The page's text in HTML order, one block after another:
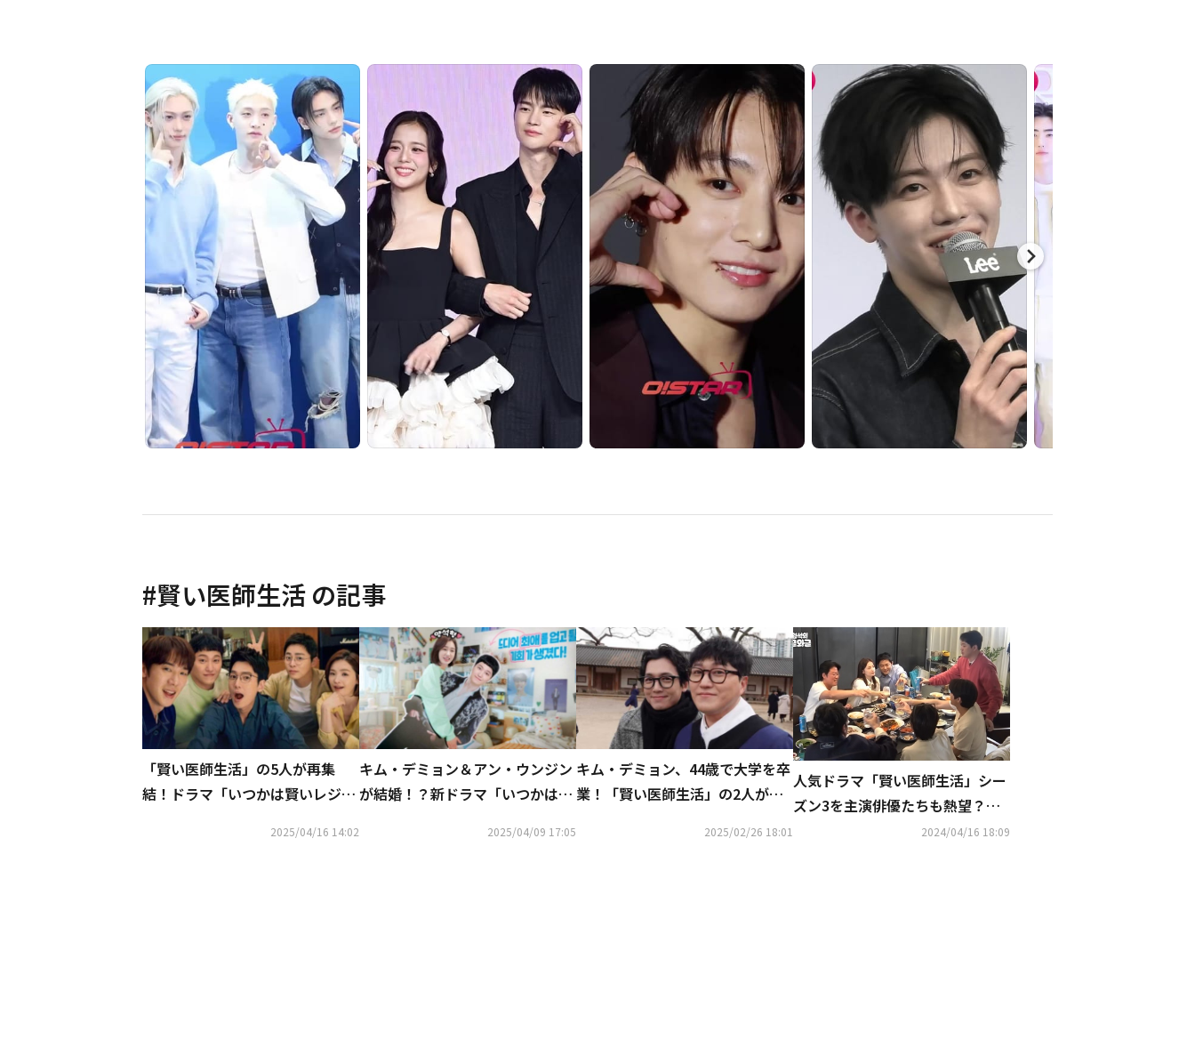
#賢い医師生活 の記事
「賢い医師生活」の5人が再集
結！ドラマ「いつかは賢いレジデ
2025/04/16 14:02
キム・デミョン＆アン・ウンジン
が結婚！？新ドラマ「いつかは賢
2025/04/09 17:05
キム・デミョン、44歳で大学を卒
業！「賢い医師生活」の2人が卒
2025/02/26 18:01
人気ドラマ「賢い医師生活」シー
ズン3を主演俳優たちも熱望？プ
ロデューサーが制作を約束（動画
2024/04/16 18:09